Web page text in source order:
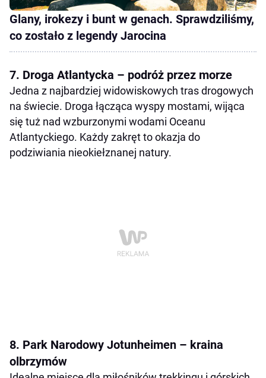
Glany, irokezy i bunt w genach. Sprawdziliśmy,
co zostało z legendy Jarocina
7. Droga Atlantycka – podróż przez morze
Jedna z najbardziej widowiskowych tras drogowych
na świecie. Droga łącząca wyspy mostami, wijąca
się tuż nad wzburzonymi wodami Oceanu
Atlantyckiego. Każdy zakręt to okazja do
podziwiania nieokiełznanej natury.
8. Park Narodowy Jotunheimen – kraina
olbrzymów